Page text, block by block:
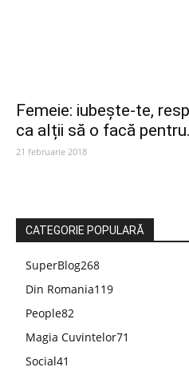
Femeie: iubește-te,
ca alții să o facă
21 februarie 2018
CATEGORIE POPULARĂ
SuperBlog268
Din Romania119
People82
Magia Cuvintelor71
Social41